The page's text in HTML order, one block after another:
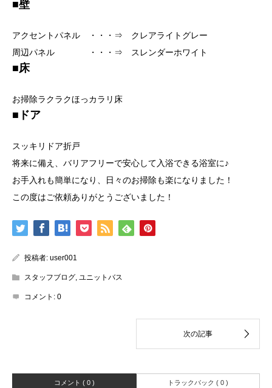
■壁
アクセントパネル ・・・⇒ クレアライトグレー
周辺パネル ・・・⇒ スレンダーホワイト
■床
お掃除ラクラクほっカラリ床
■ドア
スッキリドア折戸
将来に備え、バリアフリーで安心して入浴できる浴室に♪
お手入れも簡単になり、日々のお掃除も楽になりました！
この度はご依頼ありがとうございました！
投稿者: user001
スタッフブログ, ユニットバス
コメント: 0
コメント ( 0 ) トラックバック ( 0 )